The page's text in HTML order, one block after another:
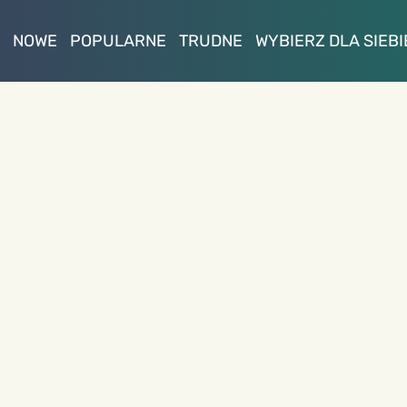
NOWE POPULARNE TRUDNE WYBIERZ DLA